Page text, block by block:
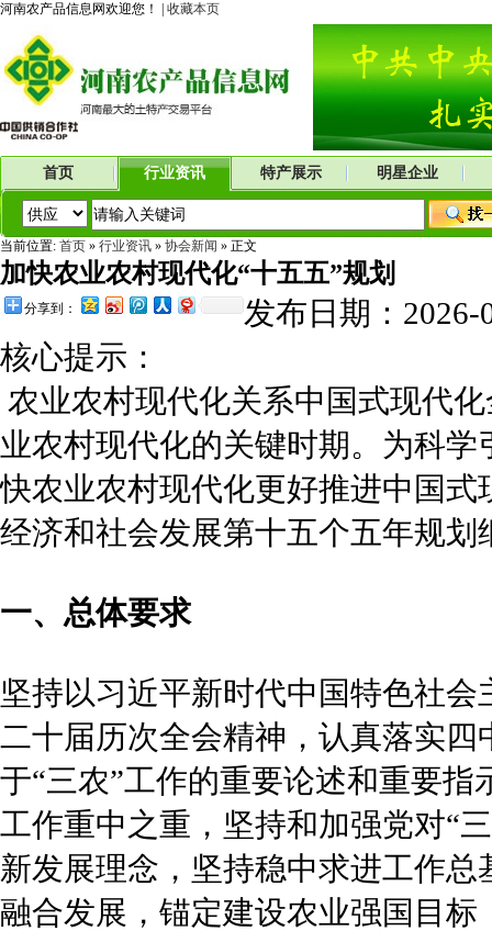
河南农产品信息网欢迎您！ | 收藏本页
首页 行业资讯 特产展示 明星企业
当前位置: 首页 » 行业资讯 » 协会新闻 » 正文
加快农业农村现代化“十五五”规划
分享到：
发布日期：
核心提示：
农业农村现代化关系中国式现代
业农村现代化的关键时期。为科
快农业农村现代化更好推进中国
经济和社会发展第十五个五年规划
一、总体要求
坚持以习近平新时代中国特色社
二十届历次全会精神，认真落实
于“三农”工作的重要论述和重要
工作重中之重，坚持和加强党对“
新发展理念，坚持稳中求进工作
融合发展，锚定建设农业强国目